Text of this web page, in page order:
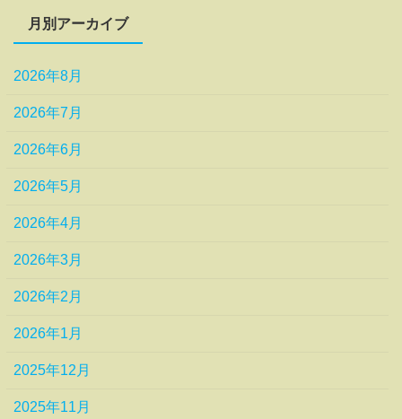
月別アーカイブ
2026年8月
2026年7月
2026年6月
2026年5月
2026年4月
2026年3月
2026年2月
2026年1月
2025年12月
2025年11月